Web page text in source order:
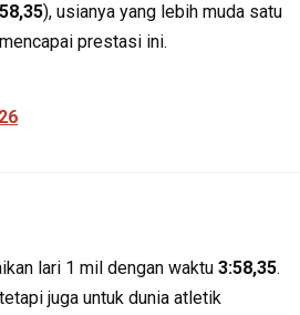
), usianya yang lebih muda satu
prestasi ini.
lari 1 mil dengan waktu 3:58,35.
juga untuk dunia atletik